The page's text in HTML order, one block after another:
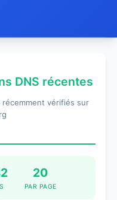
DNS récentes
récemment vérifiés sur
20
PAR PAGE